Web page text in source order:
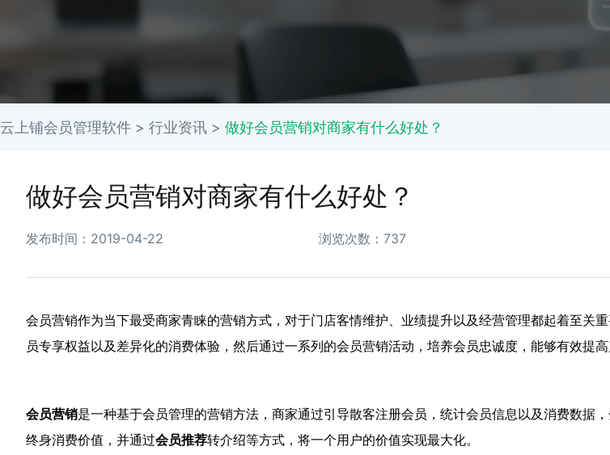
云上铺会员管理软件 > 行业资讯 > 做好会员营销对商家有什么好处？
做好会员营销对商家有什么好处？
发布时间：2019-04-22 浏览次数：737
会员营销作为当下最受商家青睐的营销方式，对于门店客情维护、业绩提升以及经营管理都起着至关
员专享权益以及差异化的消费体验，然后通过一系列的会员营销活动，培养会员忠诚度，能够有效提高
会员营销是一种基于会员管理的营销方法，商家通过引导散客注册会员，统计会员信息以及消费数据
终身消费价值，并通过会员推荐转介绍等方式，将一个用户的价值实现最大化。